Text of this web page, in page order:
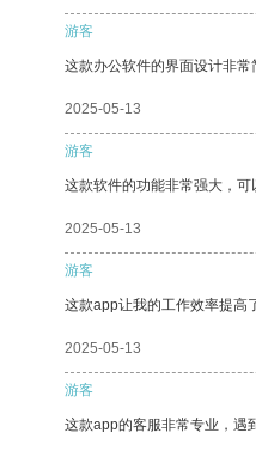
游客
这款办公软件的界面设计非常
2025-05-13
游客
这款软件的功能非常强大，可
2025-05-13
游客
这款app让我的工作效率提高
2025-05-13
游客
这款app的客服非常专业，遇